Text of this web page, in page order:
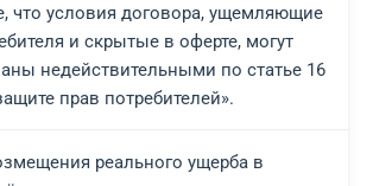
что условия договора, ущемляющие
и скрытые в оферте, могут
недействительными по статье 16
прав потребителей».
реального ущерба в